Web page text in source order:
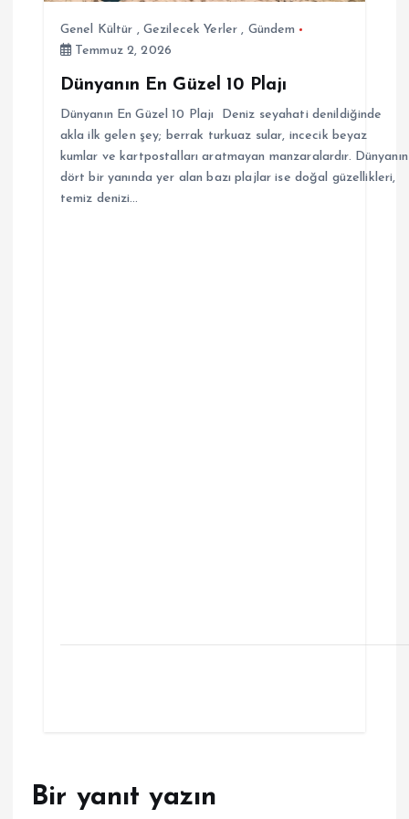
Genel Kültür , Gezilecek Yerler , Gündem
Temmuz 2, 2026
Dünyanın En Güzel 10 Plajı
Dünyanın En Güzel 10 Plajı Deniz seyahati denildiğinde
akla ilk gelen şey; berrak turkuaz sular, incecik beyaz
kumlar ve kartpostalları aratmayan manzaralardır. Dünyanın
dört bir yanında yer alan bazı plajlar ise doğal güzellikleri,
temiz denizi…
Bir yanıt yazın